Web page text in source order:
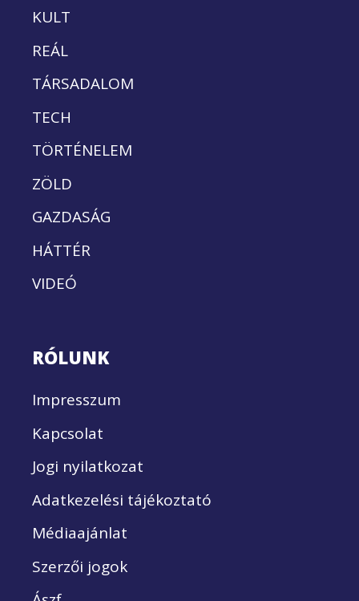
KULT
REÁL
TÁRSADALOM
TECH
TÖRTÉNELEM
ZÖLD
GAZDASÁG
HÁTTÉR
VIDEÓ
RÓLUNK
Impresszum
Kapcsolat
Jogi nyilatkozat
Adatkezelési tájékoztató
Médiaajánlat
Szerzői jogok